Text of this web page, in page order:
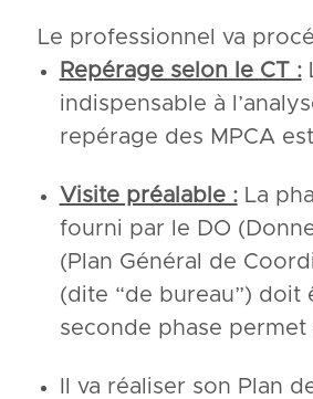
Le professionnel va
Repérage selon le CT :
indispensable à
repérage des MPCA
Visite préalable :La
fourni par le DO
(Plan Général de
(dite “de bureau”) doit
seconde phase
Il va réaliser son Plan